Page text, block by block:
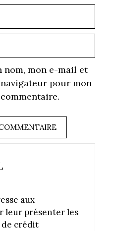
nom, mon e-mail et
pour mon
aux
leur présenter les
crédit